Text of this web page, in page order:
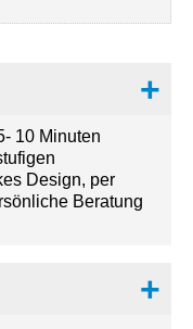
10 Minuten
Design, per
Beratung